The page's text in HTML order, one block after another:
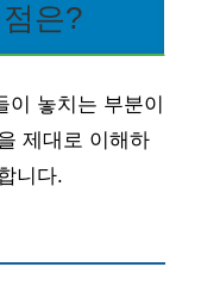
은?
이 놓치는 부분이
제대로 이해하
니다.